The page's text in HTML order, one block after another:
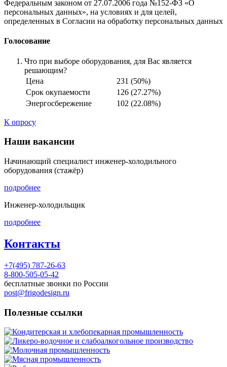
Федеральным законом от 27.07.2006 года №152-ФЗ «О
персональных данных», на условиях и для целей,
определенных в Согласии на обработку персональных данных
Голосование
Что при выборе оборудования, для Вас является
решающим?
Цена
231 (50%)
Срок окупаемости
126 (27.27%)
Энергосбережение
102 (22.08%)
К опросу
Наши вакансии
Начинающий специалист инженер-холодильного
оборудования (стажёр)
подробнее
Инженер-холодильщик
подробнее
Контакты
+7(495) 787-26-63
8-800-505-05-42
бесплатные звонки по России
post@frigodesign.ru
Полезные ссылки
Кондитерская и хлебопекарная промышленность
Ликеро-водочное и слабоалкогольное производство
Молочная промышленность
Мясная промышленность